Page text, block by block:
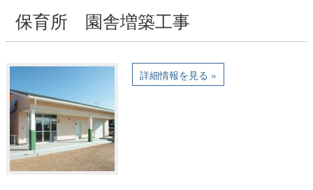
保育所 園舎増築工事
詳細情報を見る »